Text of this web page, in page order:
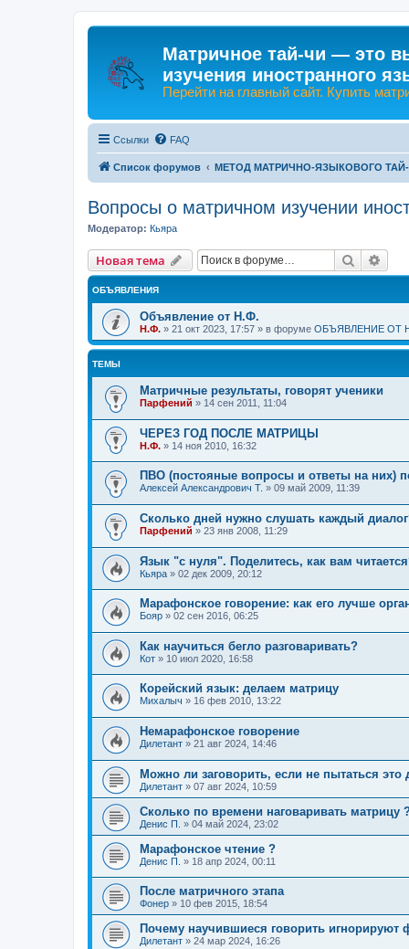
Матричное тай-чи — это
изучения иностранного
Перейти на главный сайт. Купить
Ссылки FAQ
Список форумов МЕТОД МАТРИЧНО-ЯЗЫКОВОГО
Вопросы о матричном изучении
Модератор: Кьяра
Новая тема Поиск
ОБЪЯВЛЕНИЯ
Объявление от Н.Ф.
Н.Ф. » 21 окт 2023, 17:57 » в форуме ОБЪЯВЛЕНИЕ ОТ
ТЕМЫ
Матричные результаты, говорят ученики
Парфений » 14 сен 2011, 11:04
ЧЕРЕЗ ГОД ПОСЛЕ МАТРИЦЫ
Н.Ф. » 14 ноя 2010, 16:32
ПВО (постояные вопросы и ответы на них)
Алексей Александрович Т. » 09 май 2009, 11:39
Сколько дней нужно слушать каждый
Парфений » 23 янв 2008, 11:29
Язык "с нуля". Поделитесь, как вам
Кьяра » 02 дек 2009, 20:12
Марафонское говорение: как его лучше
Бояр » 02 сен 2016, 06:25
Как научиться бегло разговаривать?
Кот » 10 июл 2020, 16:58
Корейский язык: делаем матрицу
Михалыч » 16 фев 2010, 13:22
Немарафонское говорение
Дилетант » 21 авг 2024, 14:46
Можно ли заговорить, если не пытаться это
Дилетант » 07 авг 2024, 10:59
Сколько по времени наговаривать матрицу
Денис П. » 04 май 2024, 23:02
Марафонское чтение ?
Денис П. » 18 апр 2024, 00:11
После матричного этапа
Фонер » 10 фев 2015, 18:54
Почему научившиеся говорить игнорируют
Дилетант » 24 мар 2024, 16:26